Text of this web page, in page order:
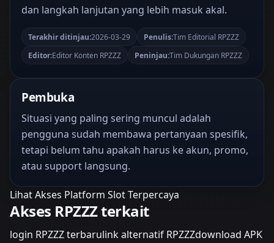
dan langkah lanjutan yang lebih masuk akal.
Terakhir ditinjau:2026-03-29 Penulis:Tim Editorial RPZZZ
Editor:Editor Konten RPZZZ Peninjau:Tim Dukungan RPZZZ
Pembuka
Situasi yang paling sering muncul adalah
pengguna sudah membawa pertanyaan spesifik,
tetapi belum tahu apakah harus ke akun, promo,
atau support langsung.
Lihat Akses Platform Slot Terpercaya
Akses RPZZZ terkait
login RPZZZ terbarulink alternatif RPZZZdownload APK